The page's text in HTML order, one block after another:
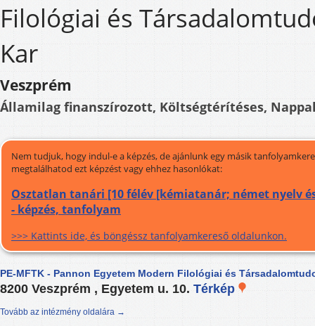
Filológiai és
Kar
Veszprém
Államilag finanszírozott, Költségtérítéses,
Nem tudjuk, hogy indul-e a képzés, de ajánlunk egy másik
megtalálhatod ezt képzést vagy ehhez hasonlókat:
Osztatlan tanári [10 félév [kémiatanár; német nyelv
- képzés, tanfolyam
>>> Kattints ide, és böngéssz tanfolyamkereső oldalunkon.
PE-MFTK - Pannon Egyetem Modern Filológiai és
8200 Veszprém , Egyetem u. 10. Térkép
Tovább az intézmény oldalára →